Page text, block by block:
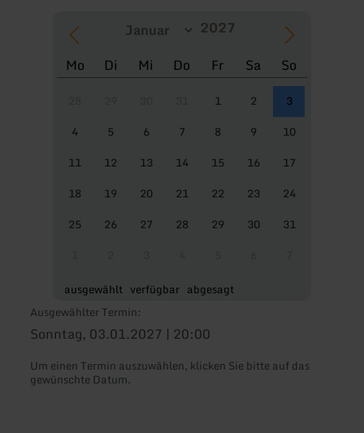
Mo Di Mi Do Fr Sa So
1 2
3
4
5 6 7 8 9
10
11
12 13 14 15 16
17
18
19 20 21 22 23
24
25
26 27 28 29 30
31
ausgewählt verfügbar abgesagt
Ausgewählter Termin:
Sonntag, 03.01.2027 | 20:00
Um einen Termin auszuwählen, klicken Sie bitte auf das
gewünschte Datum.